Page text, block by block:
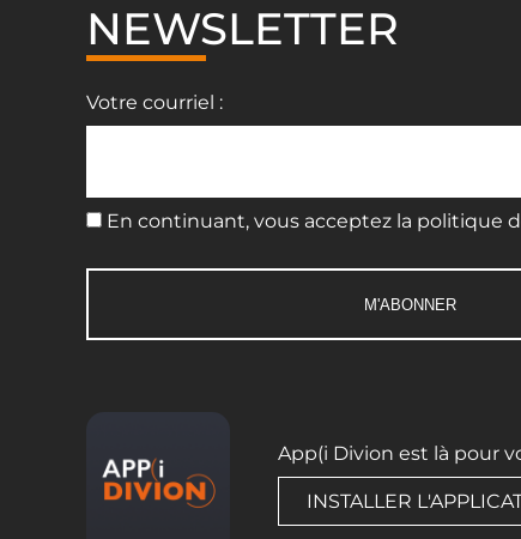
NEWSLETTER
Votre courriel :
En continuant, vous acceptez la politique
App(i Divion est là pour
INSTALLER